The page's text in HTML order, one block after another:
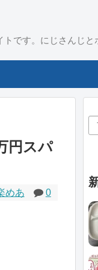
です。にじさんじ
円スパ
めあ 0